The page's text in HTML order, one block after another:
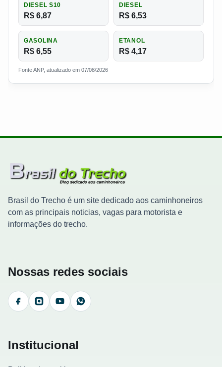
DIESEL S10
R$ 6,87
DIESEL
R$ 6,53
GASOLINA
R$ 6,55
ETANOL
R$ 4,17
Fonte ANP, atualizado em 07/08/2026
Brasil do Trecho é um site dedicado aos caminhoneiros
com as principais noticias, vagas para motorista e
informações do trecho.
Nossas redes sociais
FacebookInstagramYouTubeWhatsApp
Institucional